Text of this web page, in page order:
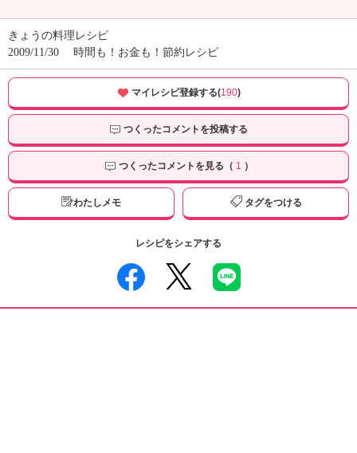
きょうの料理レシピ
2009/11/30
時間も！お金も！節約レシピ
マイレシピ登録する(190)
つくったコメントを投稿する
つくったコメントを見る（ 1 ）
わたしメモ タグをつける
レシピをシェアする